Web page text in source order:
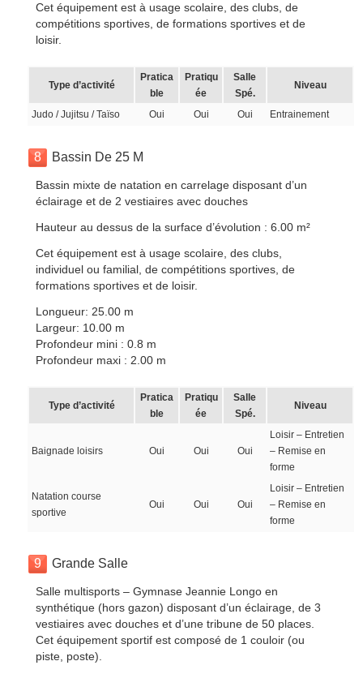
Cet équipement est à usage scolaire, des clubs, de
compétitions sportives, de formations sportives et de
loisir.
Type d’activité
Pratica
ble
Pratiqu
ée
Salle
Spé.
Niveau
Judo / Jujitsu / Taïso Oui Oui Oui Entrainement
8 Bassin De 25 M
Bassin mixte de natation en carrelage disposant d’un
éclairage et de 2 vestiaires avec douches
Hauteur au dessus de la surface d’évolution : 6.00 m²
Cet équipement est à usage scolaire, des clubs,
individuel ou familial, de compétitions sportives, de
formations sportives et de loisir.
Longueur: 25.00 m
Largeur: 10.00 m
Profondeur mini : 0.8 m
Profondeur maxi : 2.00 m
Type d’activité
Pratica
ble
Pratiqu
ée
Salle
Spé.
Niveau
Baignade loisirs Oui Oui Oui
Loisir – Entretien
– Remise en
forme
Natation course
sportive
Oui Oui Oui
Loisir – Entretien
– Remise en
forme
9 Grande Salle
Salle multisports – Gymnase Jeannie Longo en
synthétique (hors gazon) disposant d’un éclairage, de 3
vestiaires avec douches et d’une tribune de 50 places.
Cet équipement sportif est composé de 1 couloir (ou
piste, poste).